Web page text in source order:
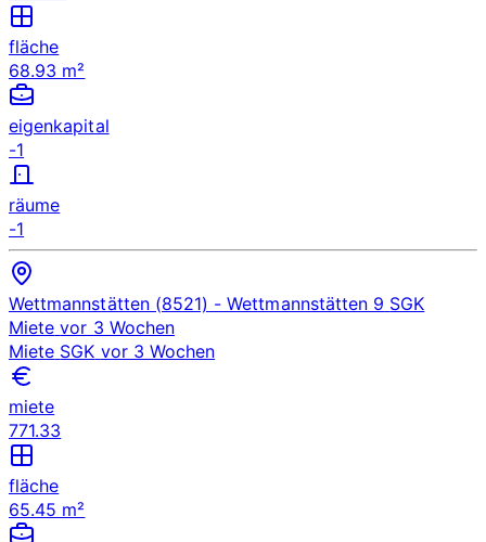
fläche
68.93 m²
eigenkapital
-1
räume
-1
Wettmannstätten (8521) - Wettmannstätten 9 SGK
Miete vor 3 Wochen
Miete SGK vor 3 Wochen
miete
771.33
fläche
65.45 m²